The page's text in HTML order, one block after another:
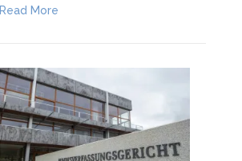
Read More